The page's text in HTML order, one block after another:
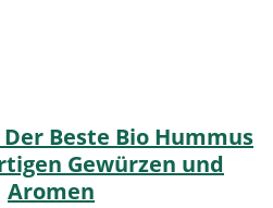
Beste Bio Hummus
Gewürzen und
Aromen